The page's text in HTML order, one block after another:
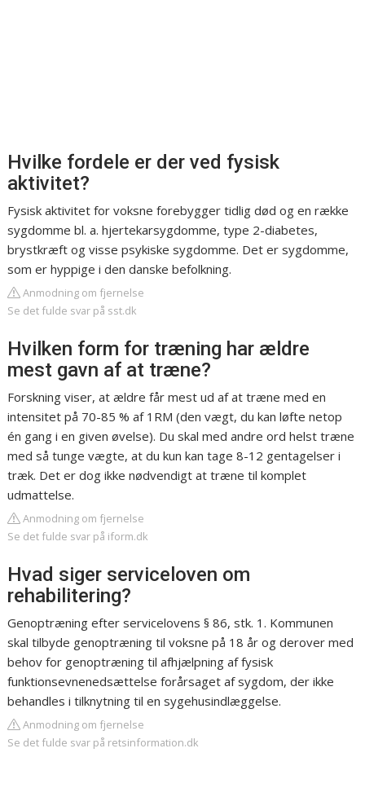
Hvilke fordele er der ved fysisk
aktivitet?
Fysisk aktivitet for voksne forebygger tidlig død og en række
sygdomme bl. a. hjertekarsygdomme, type 2-diabetes,
brystkræft og visse psykiske sygdomme. Det er sygdomme,
som er hyppige i den danske befolkning.
Anmodning om fjernelse
Se det fulde svar på sst.dk
Hvilken form for træning har ældre
mest gavn af at træne?
Forskning viser, at ældre får mest ud af at træne med en
intensitet på 70-85 % af 1RM (den vægt, du kan løfte netop
én gang i en given øvelse). Du skal med andre ord helst træne
med så tunge vægte, at du kun kan tage 8-12 gentagelser i
træk. Det er dog ikke nødvendigt at træne til komplet
udmattelse.
Anmodning om fjernelse
Se det fulde svar på iform.dk
Hvad siger serviceloven om
rehabilitering?
Genoptræning efter servicelovens § 86, stk. 1. Kommunen
skal tilbyde genoptræning til voksne på 18 år og derover med
behov for genoptræning til afhjælpning af fysisk
funktionsevnenedsættelse forårsaget af sygdom, der ikke
behandles i tilknytning til en sygehusindlæggelse.
Anmodning om fjernelse
Se det fulde svar på retsinformation.dk